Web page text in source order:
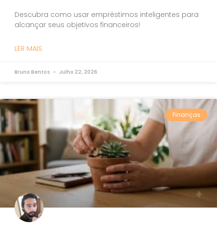
Descubra como usar empréstimos inteligentes para
alcançar seus objetivos financeiros!
LER MAIS
Bruno Bentos Julho 22, 2026
Finanças